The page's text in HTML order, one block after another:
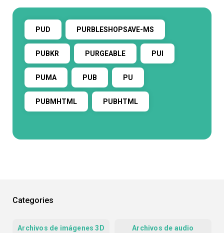
PUD PURBLESHOPSAVE-MS
PUBKR PURGEABLE PUI
PUMA PUB PU
PUBMHTML PUBHTML
Categories
Archivos de imágenes 3D Archivos de audio